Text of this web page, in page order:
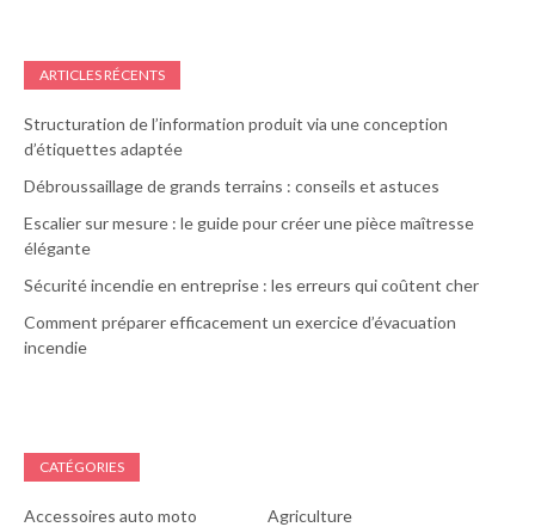
ARTICLES RÉCENTS
Structuration de l’information produit via une conception
d’étiquettes adaptée
Débroussaillage de grands terrains : conseils et astuces
Escalier sur mesure : le guide pour créer une pièce maîtresse
élégante
Sécurité incendie en entreprise : les erreurs qui coûtent cher
Comment préparer efficacement un exercice d’évacuation
incendie
CATÉGORIES
Accessoires auto moto
Agriculture